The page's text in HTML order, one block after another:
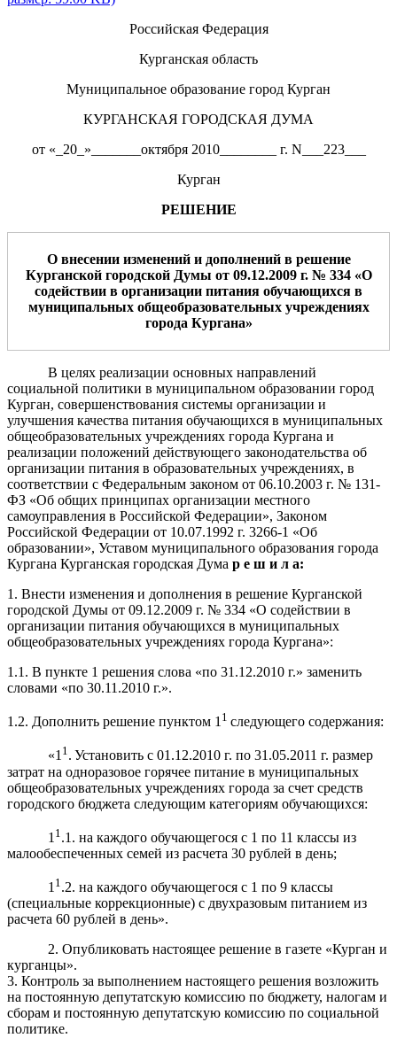
Российская Федерация
Курганская область
Муниципальное образование город Курган
КУРГАНСКАЯ ГОРОДСКАЯ ДУМА
от «_20_»_______октября 2010________ г. N___223___
Курган
РЕШЕНИЕ
О внесении измененийи дополненийв решение
Курганской городской Думы от 09.12.2009 г. № 334 «О
содействии в организации питания обучающихся в
муниципальных общеобразовательных учреждениях
города Кургана»
В целях реализации основных направлений
социальной политики в муниципальном образовании город
Курган, совершенствования системы организации и
улучшения качества питания обучающихся в муниципальных
общеобразовательных учреждениях города Кургана и
реализации положений действующего законодательства об
организации питания в образовательных учреждениях, в
соответствии с Федеральным законом от 06.10.2003 г. № 131-
ФЗ «Об общих принципах организации местного
самоуправления в Российской Федерации», Законом
Российской Федерации от 10.07.1992 г. 3266-1 «Об
образовании», Уставом муниципального образования города
Кургана Курганская городская Дума р е ш и л а:
1. Внести изменения и дополнения в решение Курганской
городской Думы от 09.12.2009 г. № 334 «О содействии в
организации питания обучающихся в муниципальных
общеобразовательных учреждениях города Кургана»:
1.1. В пункте 1 решения слова «по 31.12.2010 г.» заменить
словами «по 30.11.2010 г.».
1.2. Дополнить решение пунктом 1 1 следующего содержания:
«11. Установить с 01.12.2010 г. по 31.05.2011 г. размер
затрат на одноразовое горячее питание в муниципальных
общеобразовательных учреждениях города за счет средств
городского бюджета следующим категориям обучающихся:
1 1 .1. на каждого обучающегося с 1 по 11 классы из
малообеспеченных семей из расчета 30 рублей в день;
1 1 .2. на каждого обучающегося с 1 по 9 классы
(специальные коррекционные) с двухразовым питанием из
расчета 60 рублей в день».
2. Опубликовать настоящее решение в газете «Курган и
курганцы».
3. Контроль за выполнением настоящего решения возложить
на постоянную депутатскую комиссию по бюджету, налогам и
сборам и постоянную депутатскую комиссию по социальной
политике.